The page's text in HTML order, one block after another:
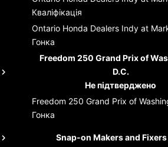
Кваліфікація
Ontario Honda Dealers Indy at
Гонка
Freedom 250 Grand Prix of
D.C.
Не підтверджено
Freedom 250 Grand Prix of
Гонка
Snap-on Makers and